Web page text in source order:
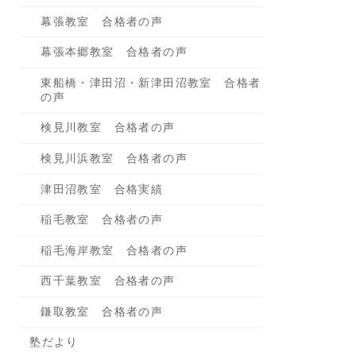
幕張教室 合格者の声
幕張本郷教室 合格者の声
東船橋・津田沼・新津田沼教室 合格者
の声
検見川教室 合格者の声
検見川浜教室 合格者の声
津田沼教室 合格実績
稲毛教室 合格者の声
稲毛海岸教室 合格者の声
西千葉教室 合格者の声
鎌取教室 合格者の声
塾だより